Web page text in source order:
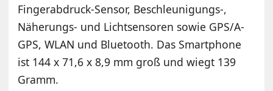
Fingerabdruck-Sensor, Beschleunigungs-,
Näherungs- und Lichtsensoren sowie GPS/A-
GPS, WLAN und Bluetooth. Das Smartphone
ist 144 x 71,6 x 8,9 mm groß und wiegt 139
Gramm.